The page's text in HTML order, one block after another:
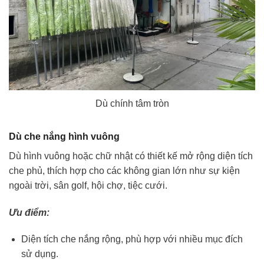
Dù chính tâm tròn
Dù che nắng hình vuông
Dù hình vuông hoặc chữ nhật có thiết kế mở rộng diện tích
che phủ, thích hợp cho các không gian lớn như sự kiện
ngoài trời, sân golf, hội chợ, tiệc cưới.
Ưu điểm:
Diện tích che nắng rộng, phù hợp với nhiều mục đích
sử dụng.